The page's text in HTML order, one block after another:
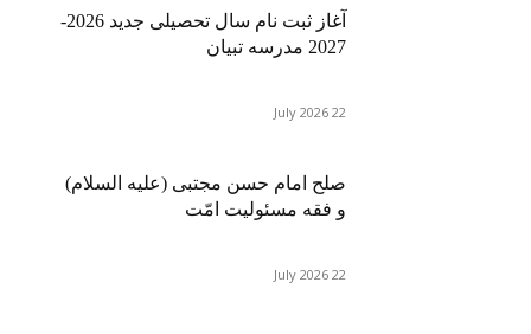
آغاز ثبت نام سال تحصیلی جدید 2026-
2027 مدرسه تبیان
22 July 2026
صلح امام حسن مجتبی (علیه السلام)
و فقه مسئولیت امّت
22 July 2026